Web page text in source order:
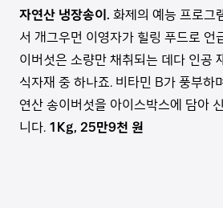
자연산 냉장송이. 화제의 예능 프로그
서 개그우먼 이영자가 힐링 푸드로 언
이버섯은 소량만 채취되는 데다 인공
식자재 중 하나죠. 비타민 B가 풍부하
연산 송이버섯을 아이스박스에 담아
니다. 1Kg, 25만9천 원